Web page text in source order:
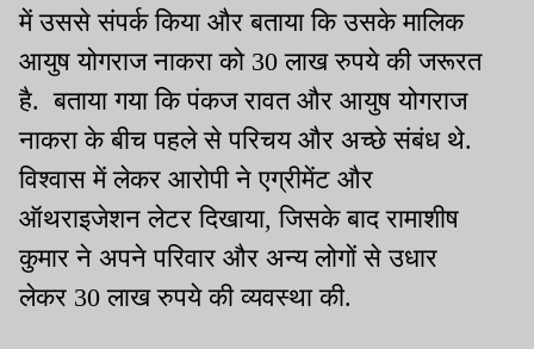
में उससे संपर्क किया और बताया कि उसके मालिक
आयुष योगराज नाकरा को 30 लाख रुपये की जरूरत
है. बताया गया कि पंकज रावत और आयुष योगराज
नाकरा के बीच पहले से परिचय और अच्छे संबंध थे.
विश्वास में लेकर आरोपी ने एग्रीमेंट और
ऑथराइजेशन लेटर दिखाया, जिसके बाद रामाशीष
कुमार ने अपने परिवार और अन्य लोगों से उधार
लेकर 30 लाख रुपये की व्यवस्था की.